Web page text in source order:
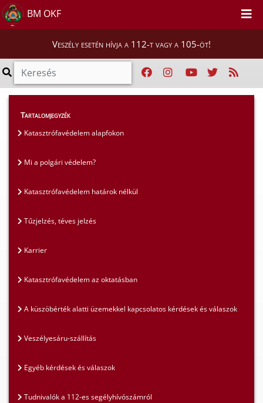
BM OKF
Veszély esetén hívja a 112-t vagy a 105-öt!
GYIK > Gyakran ismételt kérdések
Tűzjelzés, téves jelzés
Tartalomjegyzék
Katasztrófavédelem alapfokon
Mi a polgári védelem?
Katasztrófavédelem határok nélkül
Tűzjelzés, téves jelzés
Karrier
Katasztrófavédelem az oktatásban
A küszöbérték alatti üzemekkel kapcsolatos kérdések és válaszok
Veszélyesáru-szállítás
Egyéb kérdések és válaszok
Tudnivalók a 112-es segélyhívószámról